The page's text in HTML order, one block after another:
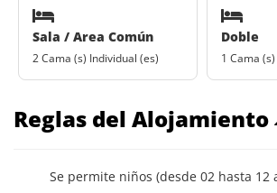
Sala / Area Común
2 Cama (s) Individual (es)
Doble
1 Cama
Reglas del Alojamiento
Se permite niños (desde 02 hasta 12